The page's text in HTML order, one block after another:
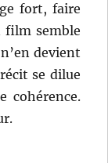
fort, faire
film semble
devient
se dilue
cohérence.